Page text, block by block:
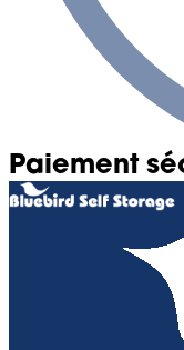
Paiement